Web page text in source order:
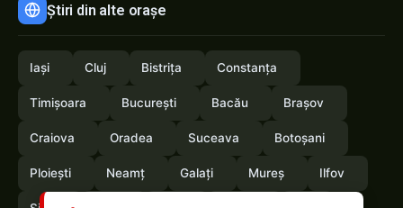
Știri din alte orașe
Iași Cluj Bistrița Constanța
Timișoara București Bacău Brașov
Craiova Oradea Suceava Botoșani
Ploiești Neamț Galați Mureș Ilfov